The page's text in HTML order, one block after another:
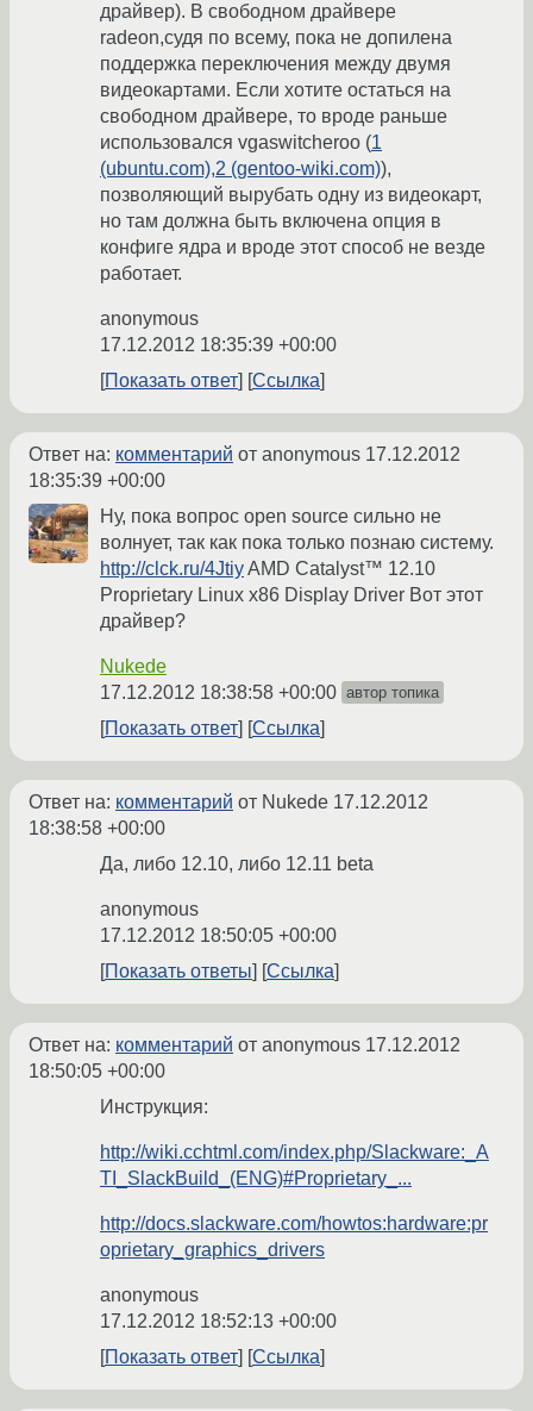
драйвер). В свободном драйвере
radeon,судя по всему, пока не допилена
поддержка переключения между двумя
видеокартами. Если хотите остаться на
свободном драйвере, то вроде раньше
использовался vgaswitcheroo (1
(ubuntu.com),2 (gentoo-wiki.com)),
позволяющий вырубать одну из видеокарт,
но там должна быть включена опция в
конфиге ядра и вроде этот способ не везде
работает.
anonymous
17.12.2012 18:35:39 +00:00
Показать ответ
Ссылка
Ответ на: комментарий от anonymous 17.12.2012
18:35:39 +00:00
Ну, пока вопрос open source сильно не
волнует, так как пока только познаю систему.
http://clck.ru/4JtiyAMD Catalyst™ 12.10
Proprietary Linux x86 Display Driver Вот этот
драйвер?
Nukede
17.12.2012 18:38:58 +00:00 автор топика
Показать ответ Ссылка
Ответ на: комментарий от Nukede 17.12.2012
18:38:58 +00:00
Да, либо 12.10, либо 12.11 beta
anonymous
17.12.2012 18:50:05 +00:00
Показать ответы
Ссылка
Ответ на: комментарий от anonymous 17.12.2012
18:50:05 +00:00
Инструкция:
http://wiki.cchtml.com/index.php/Slackware:_A
TI_SlackBuild_(ENG)#Proprietary_...
http://docs.slackware.com/howtos:hardware:pr
oprietary_graphics_drivers
anonymous
17.12.2012 18:52:13 +00:00
Показать ответ
Ссылка